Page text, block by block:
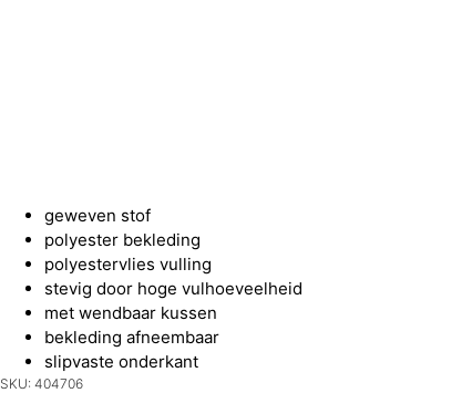
geweven stof
polyester bekleding
polyestervlies vulling
stevig door hoge vulhoeveelheid
met wendbaar kussen
bekleding afneembaar
slipvaste onderkant
SKU: 404706